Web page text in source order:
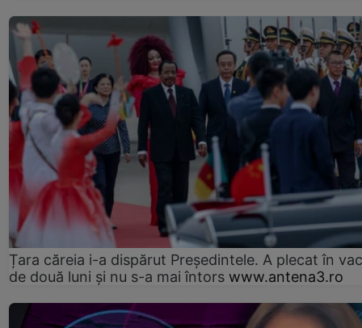
Țara căreia i-a dispărut Președintele. A plecat în
de două luni și nu s-a mai întors www.antena3.ro